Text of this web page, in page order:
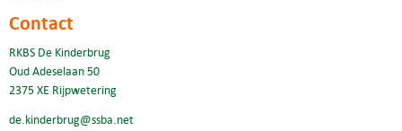
Contact
RKBS De Kinderbrug
Oud Adeselaan 50
2375 XE Rijpwetering
de.kinderbrug@ssba.net